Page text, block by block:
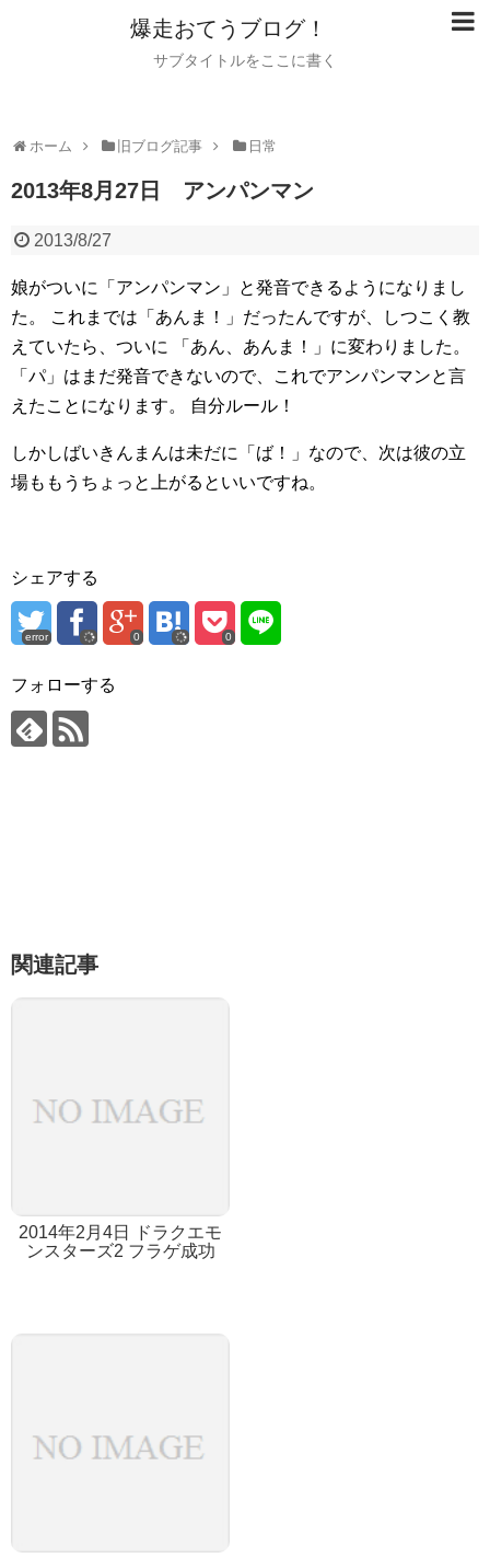
爆走おてうブログ！
サブタイトルをここに書く
ホーム 旧ブログ記事 日常
2013年8月27日 アンパンマン
2013/8/27
娘がついに「アンパンマン」と発音できるようになりまし
た。
これまでは「あんま！」だったんですが、しつこく教
えていたら、ついに
「あん、あんま！」に変わりました。
「パ」はまだ発音できないので、これでアンパンマンと言
えたことになります。
自分ルール！
しかしばいきんまんは未だに「ば！」なので、次は彼の立
場ももうちょっと上がるといいですね。
シェアする
error 0 0
フォローする
関連記事
2014年2月4日 ドラクエモ
ンスターズ2 フラゲ成功